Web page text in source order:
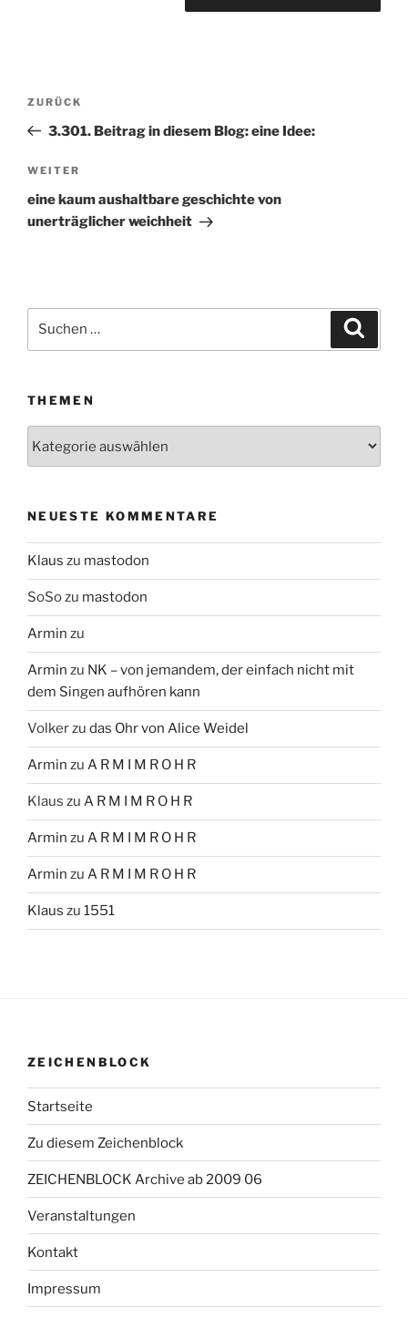
Beitragsnavigation
Vorheriger
Beitrag
ZURÜCK
3.301. Beitrag in diesem Blog: eine Idee:
Nächster
Beitrag
WEITER
eine kaum aushaltbare geschichte von
unerträglicher weichheit
Suchen
THEMEN
NEUESTE KOMMENTARE
Klaus zu mastodon
SoSozu mastodon
Armin zu
Armin zu NK – von jemandem, der einfach nicht mit
dem Singen aufhören kann
Volkerzu das Ohr von Alice Weidel
Armin zu A R M I M R O H R
Klaus zu A R M I M R O H R
Armin zu A R M I M R O H R
Armin zu A R M I M R O H R
Klaus zu 1551
ZEICHENBLOCK
Startseite
Zu diesem Zeichenblock
ZEICHENBLOCK Archive ab 2009 06
Veranstaltungen
Kontakt
Impressum